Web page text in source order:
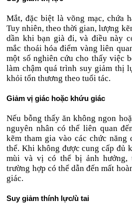
Mắt, đặc biệt là võng mạc, chứa
Tuy nhiên, theo thời gian, lượng
dần khi bạn già đi, và điều này
mắc thoái hóa điểm vàng liên
một số nghiên cứu cho thấy việc
làm chậm quá trình suy giảm thị
khỏi tổn thương theo tuổi tác.
Giảm vị giác hoặc khứu giác
Nếu bỗng thấy ăn không ngon
nguyên nhân có thể liên quan
kẽm tham gia vào các chức năng
thể. Khi không được cung cấp đủ
mùi và vị có thể bị ảnh hưởng,
trường hợp có thể dẫn đến mất
giác.
Suy giảm thính lực/ù tai